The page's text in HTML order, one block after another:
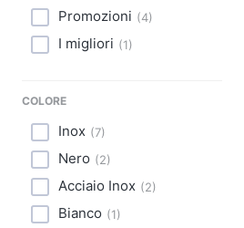
Animali
Motori
Festività e ricorrenze
Promozioni
Promozioni (4)
I migliori (1)
COLORE
Inox (7)
Nero (2)
Acciaio Inox (2)
Bianco (1)